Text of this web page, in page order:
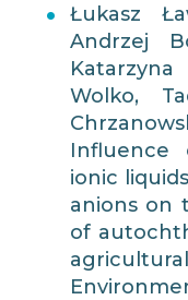
Łukasz
Andrzej
Wolko,
Influence
ionic
anions on
of